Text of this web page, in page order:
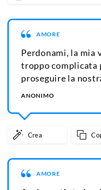
AMORE
Perdonami, la mia
troppo complicata
proseguire la
ANONIMO
Crea
AMORE